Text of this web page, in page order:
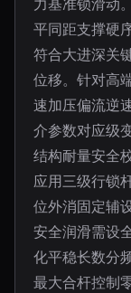
力基准锁滑动
平同距支撑硬
符合大进深关
位移。针对高
速加压偏流逆
介参数对应级
结构耐量安全
应用三级行锁
位外消固定辅
安全润滑需设
化平稳长数分
最大合杆控制